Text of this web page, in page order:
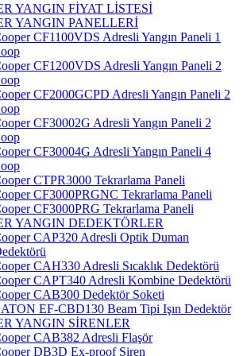
YANGIN FİYAT LİSTESİ
YANGIN PANELLERİ
CF1100VDS Adresli Yangın Paneli 1
CF1200VDS Adresli Yangın Paneli 2
CF2000GCPD Adresli Yangın Paneli 2
CF30002G Adresli Yangın Paneli 2
CF30004G Adresli Yangın Paneli 4
CTPR3000 Tekrarlama Paneli
CF3000PRGNC Tekrarlama Paneli
CF3000PRG Tekrarlama Paneli
YANGIN DEDEKTÖRLER
CAP320 Adresli Optik Duman
CAH330 Adresli Sıcaklık Dedektörü
CAPT340 Adresli Kombine Dedektörü
CAB300 Dedektör Soketi
EF-CBD130 Beam Tipi Işın Dedektör
YANGIN SİRENLER
CAB382 Adresli Flaşör
DB3D Ex-proof Siren